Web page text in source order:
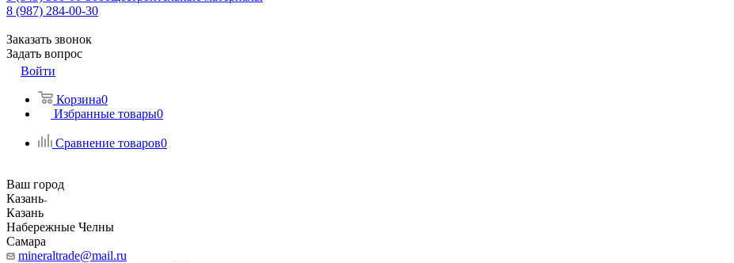
8 (987) 284-00-30
Заказать звонок
Задать вопрос
Войти
Корзина0
Избранные товары0
Сравнение товаров0
Ваш город
Казань
Казань
Набережные Челны
Самара
mineraltrade@mail.ru